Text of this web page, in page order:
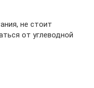
не стоит
от углеводной